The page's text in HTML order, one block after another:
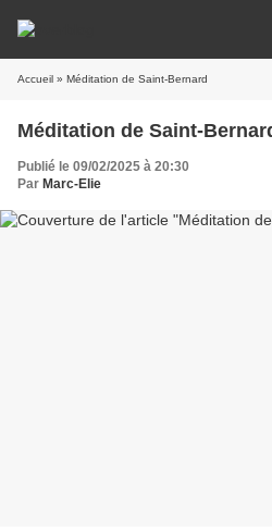
Accueil » Méditation de Saint-Bernard
Méditation de Saint-
Publié le 09/02/2025 à 20:30
Par Marc-Elie